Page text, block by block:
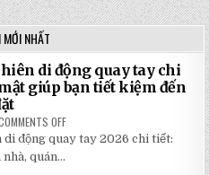
NHẤT
di động quay tay chi
giúp bạn tiết kiệm đến
OFF
BẢNG
GIÁ
di động quay tay 2026 chi tiết:
quán...